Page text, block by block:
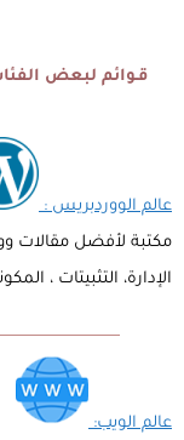
قـوائم لبعض
عالم الووردبريس :
مكتبة لأفضل مقالات
الإدارة، التثبيتات ،
عالم الويب: